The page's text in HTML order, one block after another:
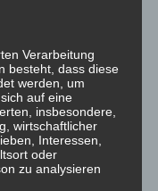
Wind-
Mietendeckel und
Verarbeitung
besteht, dass diese
werden, um
auf eine
insbesondere,
wirtschaftlicher
Interessen,
oder
zu analysieren